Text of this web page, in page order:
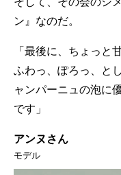
ン』なのだ。
「最後に、ちょっと
ふわっ、ぽろっ、と
ャンパーニュの泡に
です」
アンヌさん
モデル